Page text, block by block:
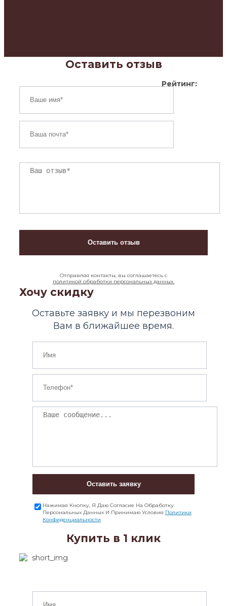
Оставить отзыв
Рейтинг:
Отправляя контакты, вы соглашаетесь с
политикой обработки персональных данных.
Хочу скидку
Оставьте заявку и мы перезвоним
Вам в ближайшее время.
Оставить заявку
Нажимая Кнопку, Я Даю Согласие На Обработку
Персональных Данных И Принимаю Условия Политики
Конфиденциальности
Купить в 1 клик